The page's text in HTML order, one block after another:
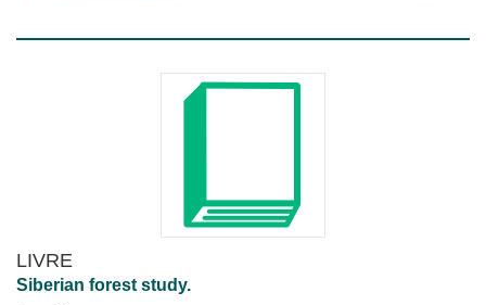
LIVRE
Siberian forest study.